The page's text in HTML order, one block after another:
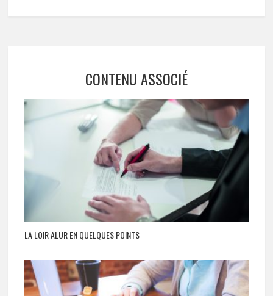
CONTENU ASSOCIÉ
LA LOIR ALUR EN QUELQUES POINTS